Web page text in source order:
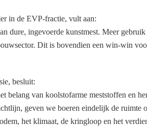
in de EVP-fractie, vult aan:
dure, ingevoerde kunstmest. Meer
Dit is bovendien een win-win
besluit:
belang van koolstofarme meststoffen en
geven we boeren eindelijk de ruimte
het klimaat, de kringloop en het